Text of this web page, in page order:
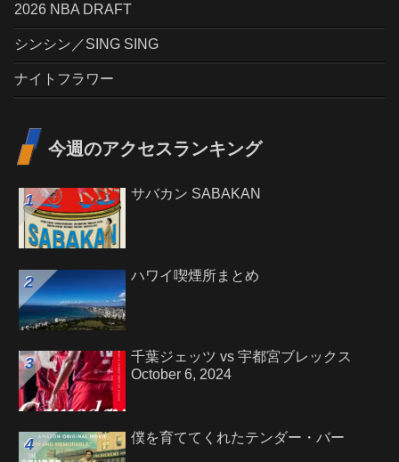
2026 NBA DRAFT
シンシン／SING SING
ナイトフラワー
今週のアクセスランキング
サバカン SABAKAN
ハワイ喫煙所まとめ
千葉ジェッツ vs 宇都宮ブレックス
October 6, 2024
僕を育ててくれたテンダー・バー